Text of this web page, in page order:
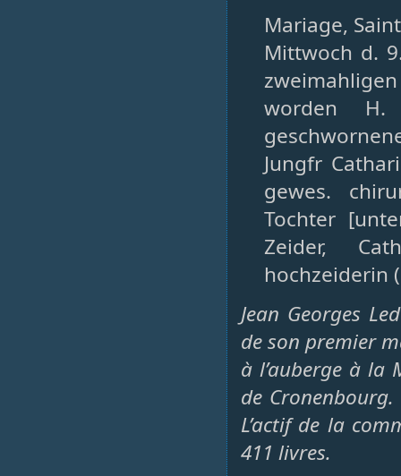
Mariage,
Mittwoch d.
worden H.
Jungfr
gewes.
Tochter
Zeider,
hochzeiderin
Jean Georges
de son premier
à l’auberge à la
de
L’actif de la
411 livres.